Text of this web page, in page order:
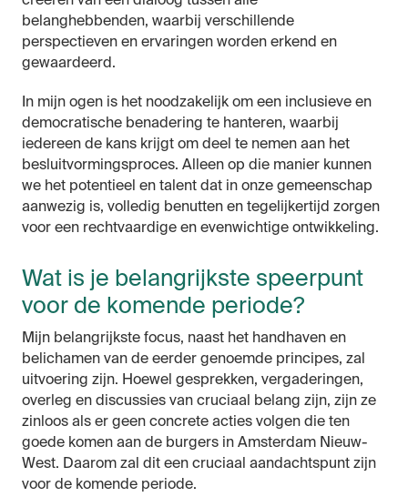
belanghebbenden, waarbij verschillende
perspectieven en ervaringen worden erkend en
gewaardeerd.
In mijn ogen is het noodzakelijk om een inclusieve en
democratische benadering te hanteren, waarbij
iedereen de kans krijgt om deel te nemen aan het
besluitvormingsproces. Alleen op die manier kunnen
we het potentieel en talent dat in onze gemeenschap
aanwezig is, volledig benutten en tegelijkertijd zorgen
voor een rechtvaardige en evenwichtige ontwikkeling.
Wat is je belangrijkste speerpunt
voor de komende periode?
Mijn belangrijkste focus, naast het handhaven en
belichamen van de eerder genoemde principes, zal
uitvoering zijn. Hoewel gesprekken, vergaderingen,
overleg en discussies van cruciaal belang zijn, zijn ze
zinloos als er geen concrete acties volgen die ten
goede komen aan de burgers in Amsterdam Nieuw-
West. Daarom zal dit een cruciaal aandachtspunt zijn
voor de komende periode.